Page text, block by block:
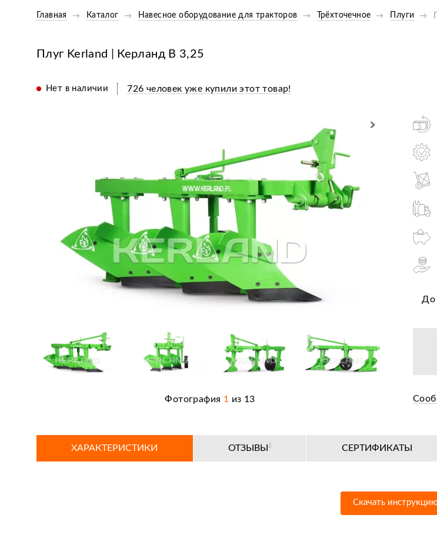
Главная Каталог Навесное оборудование для тракторов Трёхточечное Плуги
Плуг Kerland | Керланд B 3,25
Нет в наличии 726 человек уже купили этот товар!
Фотография 1 из 13
До
ХАРАКТЕРИСТИКИ ОТЗЫВЫ 2 СЕРТИФИКАТЫ
Скачать инструкцию